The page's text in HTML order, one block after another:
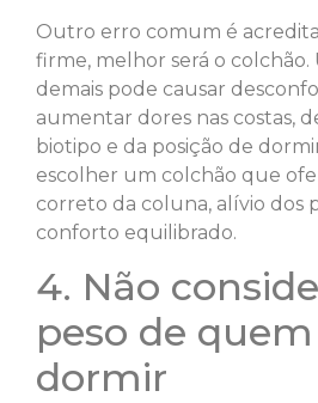
Outro erro comum é
firme, melhor será o
demais pode causar
aumentar dores nas costas,
biotipo e da posição de
escolher um colchão que
correto da coluna, alívio dos
conforto equilibrado.
4. Não
peso de
dormir